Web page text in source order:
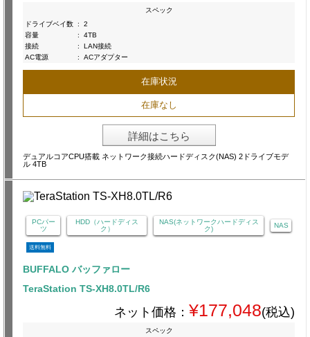
スペック
ドライブベイ数 :
2
容量
:
4TB
接続
:
LAN接続
AC電源
: ACアダプター
在庫状況
在庫なし
詳細はこちら
デュアルコアCPU搭載 ネットワーク接続ハードディスク(NAS) 2ドライブモデ
ル 4TB
PCパー
ツ
HDD（ハードディス
ク）
NAS(ネットワークハードディス
ク)
NAS
送料無料
BUFFALO バッファロー
TeraStation TS-XH8.0TL/R6
ネット価格： ¥177,048(税込)
スペック